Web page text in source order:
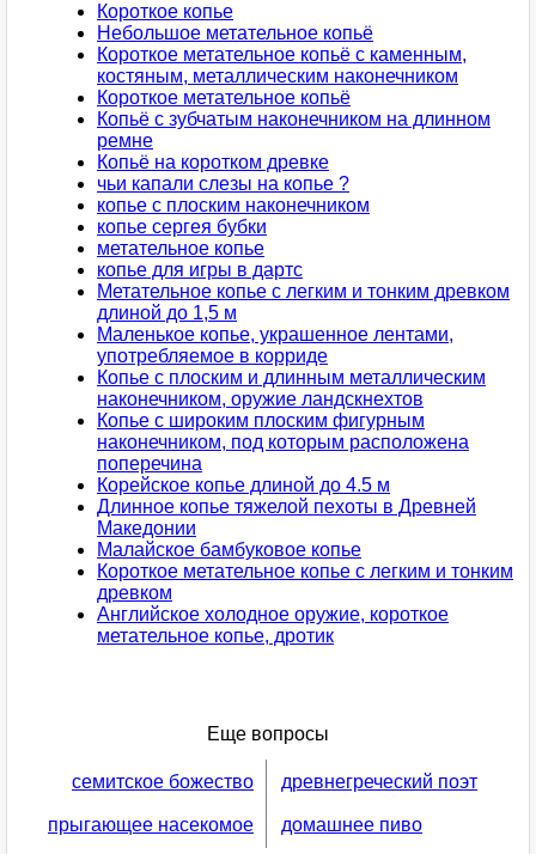
Короткое копье
Небольшое метательное копьё
Короткое метательное копьё с каменным,
костяным, металлическим наконечником
Короткое метательное копьё
Копьё с зубчатым наконечником на длинном
ремне
Копьё на коротком древке
чьи капали слезы на копье ?
копье с плоским наконечником
копье сергея бубки
метательное копье
копье для игры в дартс
Метательное копье с легким и тонким древком
длиной до 1,5 м
Маленькое копье, украшенное лентами,
употребляемое в корриде
Копье с плоским и длинным металлическим
наконечником, оружие ландскнехтов
Копье с широким плоским фигурным
наконечником, под которым расположена
поперечина
Корейское копье длиной до 4.5 м
Длинное копье тяжелой пехоты в Древней
Македонии
Малайское бамбуковое копье
Короткое метательное копье с легким и тонким
древком
Английское холодное оружие, короткое
метательное копье, дротик
Еще вопросы
семитское божество
прыгающее насекомое
древнегреческий поэт
домашнее пиво